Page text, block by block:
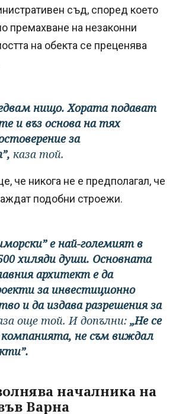
съд, според което
премахване на незаконни
на обекта се преценява
нищо. Хората подават
и въз основа на тях
за
каза той.
че никога не е предполагал, че
подобни строежи.
е най-големият в
хиляди души. Основната
архитект е да
за инвестиционно
и да издава разрешения за
още той. И допълни: „Не се
компанията, не съм виждал
началника на
Варна